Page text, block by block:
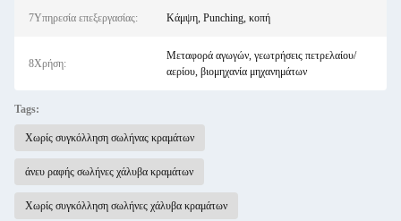
7Υπηρεσία επεξεργασίας: Κάμψη, Punching, κοπή
8Χρήση:
Μεταφορά αγωγών, γεωτρήσεις πετρελαίου/
αερίου, βιομηχανία μηχανημάτων
Tags:
Χωρίς συγκόλληση σωλήνας κραμάτων
άνευ ραφής σωλήνες χάλυβα κραμάτων
Χωρίς συγκόλληση σωλήνες χάλυβα κραμάτων